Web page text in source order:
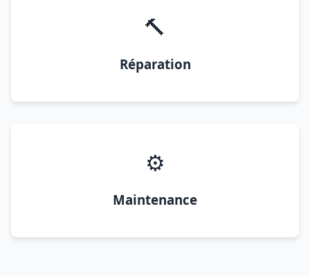
🔨
Réparation
⚙️
Maintenance